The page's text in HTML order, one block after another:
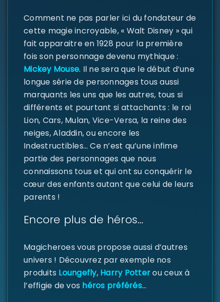
ou e-mail*
de passe *
Se souvenir de moi
SE CONNECTER
Comment ne pas parler ici du fondateur de
cette magie incroyable, « Walt Disney » qui
fait apparaitre en 1928 pour la première
fois son personnage devenu mythique :
Mickey Mouse. Il ne sera que le début d’une
longue série de personnages tous aussi
marquants les uns que les autres, tous si
différents et pourtant si attachants : le roi
Lion, Cars, Mulan, Vice-Versa, la reine des
neiges, Aladdin, ou encore les
Indestructibles… Ce n’est qu’une infime
partie des personnages que nous
connaissons tous et qui ont su conquérir le
cœur des enfants autant que celui de leurs
parents !
Encore plus de héros…
Magicheroes vous propose aussi d’autres
univers ! Découvrez par exemple nos
produits Loungefly,Harry Potterou ceux à
l’effigie de vos héros préférés…